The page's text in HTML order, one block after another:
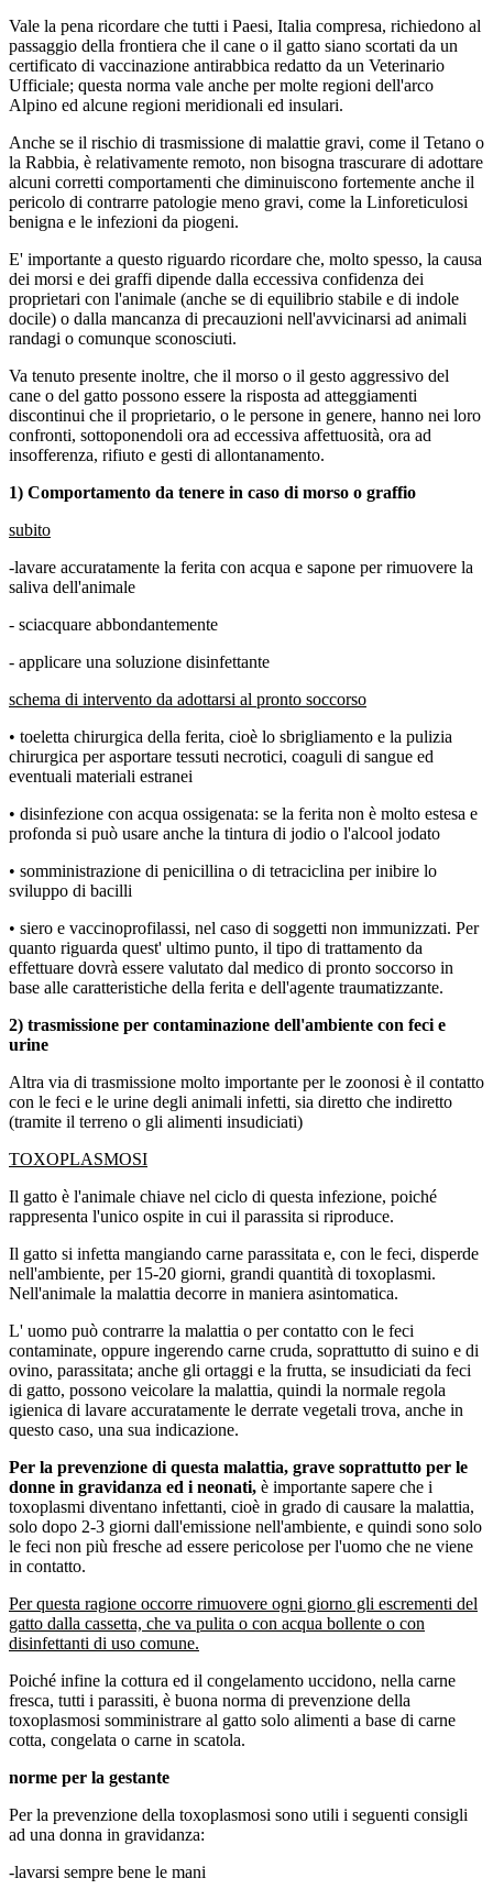
Vale la pena ricordare che tutti i Paesi, Italia compresa, richiedono al
passaggio della frontiera che il cane o il gatto siano scortati da un
certificato di vaccinazione antirabbica redatto da un Veterinario
Ufficiale; questa norma vale anche per molte regioni dell'arco
Alpino ed alcune regioni meridionali ed insulari.
Anche se il rischio di trasmissione di malattie gravi, come il Tetano o
la Rabbia, è relativamente remoto, non bisogna trascurare di adottare
alcuni corretti comportamenti che diminuiscono fortemente anche il
pericolo di contrarre patologie meno gravi, come la Linforeticulosi
benigna e le infezioni da piogeni.
E' importante a questo riguardo ricordare che, molto spesso, la causa
dei morsi e dei graffi dipende dalla eccessiva confidenza dei
proprietari con l'animale (anche se di equilibrio stabile e di indole
docile) o dalla mancanza di precauzioni nell'avvicinarsi ad animali
randagi o comunque sconosciuti.
Va tenuto presente inoltre, che il morso o il gesto aggressivo del
cane o del gatto possono essere la risposta ad atteggiamenti
discontinui che il proprietario, o le persone in genere, hanno nei loro
confronti, sottoponendoli ora ad eccessiva affettuosità, ora ad
insofferenza, rifiuto e gesti di allontanamento.
1) Comportamento da tenere in caso di morso o graffio
subito
-lavare accuratamente la ferita con acqua e sapone per rimuovere la
saliva dell'animale
- sciacquare abbondantemente
- applicare una soluzione disinfettante
schema di intervento da adottarsi al pronto soccorso
• toeletta chirurgica della ferita, cioè lo sbrigliamento e la pulizia
chirurgica per asportare tessuti necrotici, coaguli di sangue ed
eventuali materiali estranei
• disinfezione con acqua ossigenata: se la ferita non è molto estesa e
profonda si può usare anche la tintura di jodio o l'alcool jodato
• somministrazione di penicillina o di tetraciclina per inibire lo
sviluppo di bacilli
• siero e vaccinoprofilassi, nel caso di soggetti non immunizzati. Per
quanto riguarda quest' ultimo punto, il tipo di trattamento da
effettuare dovrà essere valutato dal medico di pronto soccorso in
base alle caratteristiche della ferita e dell'agente traumatizzante.
2) trasmissione per contaminazione dell'ambiente con feci e
urine
Altra via di trasmissione molto importante per le zoonosi è il contatto
con le feci e le urine degli animali infetti, sia diretto che indiretto
(tramite il terreno o gli alimenti insudiciati)
TOXOPLASMOSI
Il gatto è l'animale chiave nel ciclo di questa infezione, poiché
rappresenta l'unico ospite in cui il parassita si riproduce.
Il gatto si infetta mangiando carne parassitata e, con le feci, disperde
nell'ambiente, per 15-20 giorni, grandi quantità di toxoplasmi.
Nell'animale la malattia decorre in maniera asintomatica.
L' uomo può contrarre la malattia o per contatto con le feci
contaminate, oppure ingerendo carne cruda, soprattutto di suino e di
ovino, parassitata; anche gli ortaggi e la frutta, se insudiciati da feci
di gatto, possono veicolare la malattia, quindi la normale regola
igienica di lavare accuratamente le derrate vegetali trova, anche in
questo caso, una sua indicazione.
Per la prevenzione di questa malattia, grave soprattutto per le
donne in gravidanza ed i neonati, è importante sapere che i
toxoplasmi diventano infettanti, cioè in grado di causare la malattia,
solo dopo 2-3 giorni dall'emissione nell'ambiente, e quindi sono solo
le feci non più fresche ad essere pericolose per l'uomo che ne viene
in contatto.
Per questa ragione occorre rimuovere ogni giorno gli escrementi del
gatto dalla cassetta, che va pulita o con acqua bollente o con
disinfettanti di uso comune.
Poiché infine la cottura ed il congelamento uccidono, nella carne
fresca, tutti i parassiti, è buona norma di prevenzione della
toxoplasmosi somministrare al gatto solo alimenti a base di carne
cotta, congelata o carne in scatola.
norme per la gestante
Per la prevenzione della toxoplasmosi sono utili i seguenti consigli
ad una donna in gravidanza:
-lavarsi sempre bene le mani